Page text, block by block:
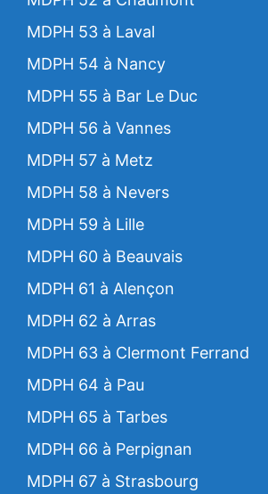
MDPH 53 à Laval
MDPH 54 à Nancy
MDPH 55 à Bar Le Duc
MDPH 56 à Vannes
MDPH 57 à Metz
MDPH 58 à Nevers
MDPH 59 à Lille
MDPH 60 à Beauvais
MDPH 61 à Alençon
MDPH 62 à Arras
MDPH 63 à Clermont Ferrand
MDPH 64 à Pau
MDPH 65 à Tarbes
MDPH 66 à Perpignan
MDPH 67 à Strasbourg